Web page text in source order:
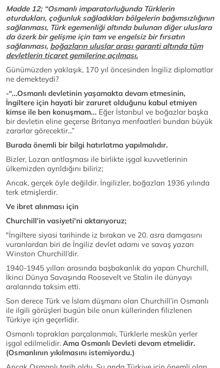
Madde 12; “Osmanlı imparatorluğunda Türklerin
oturdukları, çoğunluk sağladıkları bölgelerin bağımsızlığının
sağlanması, Türk egemenliği altında bulunan diğer uluslara
da özerk bir gelişme için tam ve engelsiz bir fırsatın
sağlanması, boğazların uluslar arası garanti altında tüm
devletlerin ticaret gemilerine açılması.
Günümüzden yaklaşık, 170 yıl öncesinden İngiliz diplomatlar
ne demekteydi?
-“...Osmanlı devletinin yaşamakta devam etmesinin,
İngiltere için hayati bir zaruret olduğunu kabul etmiyen
kimse ile ben konuşmam... Eğer İstanbul ve boğazlar başka
bir devletin eline geçerse Britanya menfaatleri bundan büyük
zararlar görecektir...”
Burada önemli bir bilgi hatırlatma yapılmalıdır.
Bizler, Lozan antlaşması ile birlikte işgal kuvvetlerinin
ülkemizden ayrıldığını biliriz;
Ancak, gerçek öyle değildir. İngilizler, boğazları 1936 yılında
terk etmişlerdir.
Ve ibret alınması için
Churchill’in vasiyeti'ni aktarıyoruz;
"İngiltere siyasi tarihinde iz bırakan ve 20. asra damgasını
vuranlardan biri de İngiliz devlet adamı ve savaş yazarı
Winston Churchill’dir.
1940-1945 yılları arasında başbakanlık da yapan Churchill,
İkinci Dünya Savaşında Roosevelt ve Stalin ile dünyayı
aralarında taksim etti.
Son derece Türk ve İslam düşmanı olan Churchill’in Osmanlı
ile ilgili görüşleri bugün bile onun küllerinden filizlenen
Türkiye için geçerlidir.
Osmanlı toprakları parçalanmalı, Türklerle meskûn yerler
işgal edilmelidir. Ama Osmanlı Devleti devam etmelidir.
(Osmanlının yıkılmasını istemiyordu.)